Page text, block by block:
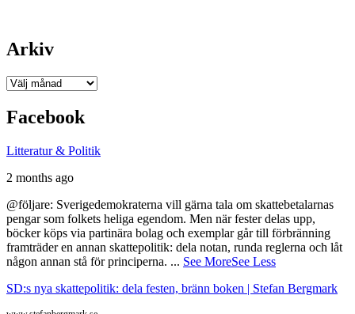
Arkiv
Arkiv
Facebook
Litteratur & Politik
2 months ago
@följare: Sverigedemokraterna vill gärna tala om skattebetalarnas
pengar som folkets heliga egendom. Men när fester delas upp,
böcker köps via partinära bolag och exemplar går till förbränning
framträder en annan skattepolitik: dela notan, runda reglerna och låt
någon annan stå för principerna. ... See MoreSee Less
SD:s nya skattepolitik: dela festen, bränn boken | Stefan Bergmark